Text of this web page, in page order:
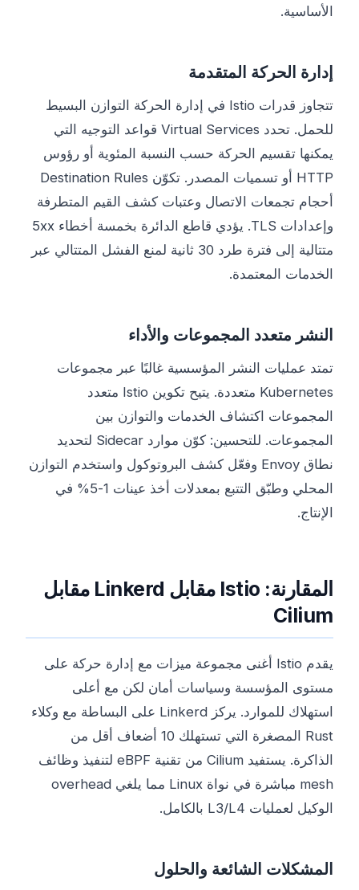
الأساسية.
إدارة الحركة المتقدمة
تتجاوز قدرات Istio في إدارة الحركة التوازن البسيط
للحمل. تحدد Virtual Services قواعد التوجيه التي
يمكنها تقسيم الحركة حسب النسبة المئوية أو رؤوس
HTTP أو تسميات المصدر. تكوّن Destination Rules
أحجام تجمعات الاتصال وعتبات كشف القيم المتطرفة
وإعدادات TLS. يؤدي قاطع الدائرة بخمسة أخطاء 5xx
متتالية إلى فترة طرد 30 ثانية لمنع الفشل المتتالي عبر
الخدمات المعتمدة.
النشر متعدد المجموعات والأداء
تمتد عمليات النشر المؤسسية غالبًا عبر مجموعات
Kubernetes متعددة. يتيح تكوين Istio متعدد
المجموعات اكتشاف الخدمات والتوازن بين
المجموعات. للتحسين: كوّن موارد Sidecar لتحديد
نطاق Envoy وفعّل كشف البروتوكول واستخدم التوازن
المحلي وطبّق التتبع بمعدلات أخذ عينات 1-5% في
الإنتاج.
المقارنة: Istio مقابل Linkerd مقابل
Cilium
يقدم Istio أغنى مجموعة ميزات مع إدارة حركة على
مستوى المؤسسة وسياسات أمان لكن مع أعلى
استهلاك للموارد. يركز Linkerd على البساطة مع وكلاء
Rust المصغرة التي تستهلك 10 أضعاف أقل من
الذاكرة. يستفيد Cilium من تقنية eBPF لتنفيذ وظائف
mesh مباشرة في نواة Linux مما يلغي overhead
الوكيل لعمليات L3/L4 بالكامل.
المشكلات الشائعة والحلول